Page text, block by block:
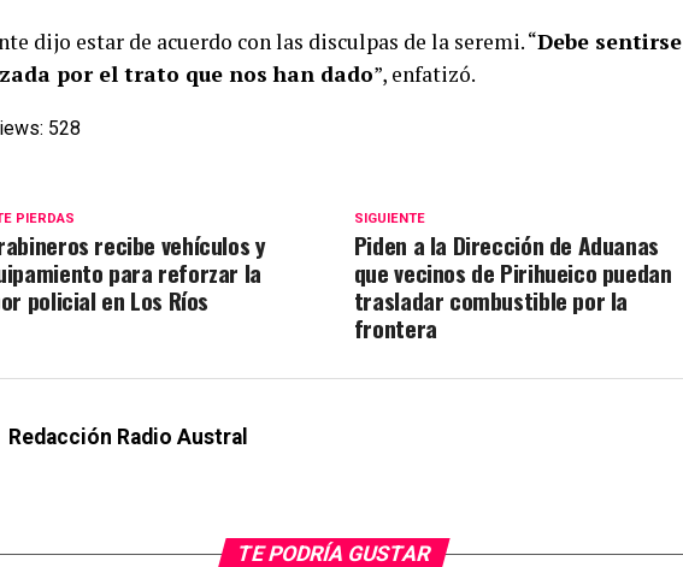
dijo estar de acuerdo con las disculpas de la seremi. “Debe sentirse
por el trato que nos han dado”, enfatizó.
528
SIGUIENTE
Piden a la Dirección de Aduanas
que vecinos de Pirihueico puedan
trasladar combustible por la
frontera
PIERDAS
recibe vehículos y
para reforzar la
policial en Los Ríos
Redacción Radio Austral
TE PODRÍA GUSTAR